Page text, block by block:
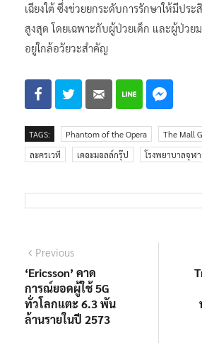
เฉียงใต้ ซึ่งช่วยยกระดับการรักษาให้มีปร
สูงสุด โดยเฉพาะกับผู้ป่วยเด็ก และผู้ป่วย
อยู่ใกล้อวัยวะสำคัญ
TAGS: Phantom of the Opera The Mall
ละครเวที
เดอะมอลล์กรุ๊ป โรงพยาบาลจุฬ
แนะแนว
เรื่อง
Previous
post:
‘Ericsson’ คาด
การณ์ยอดผู้ใช้ 5G
ทั่วโลกแตะ 6.3 พัน
ล้านรายในปี 2573